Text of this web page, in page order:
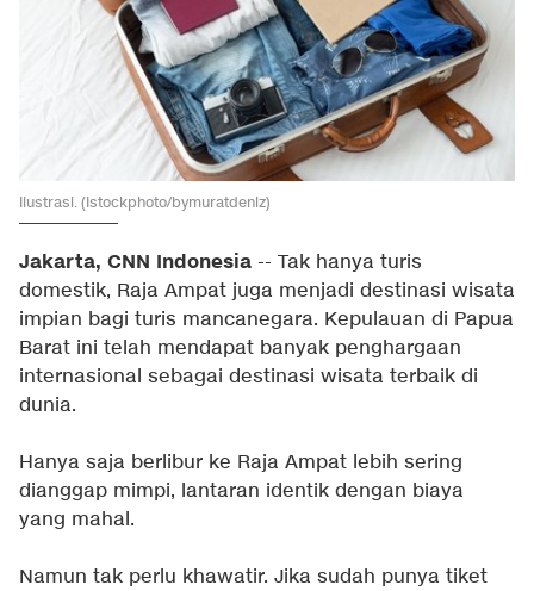
Ilustrasi. (Istockphoto/bymuratdeniz)
Jakarta, CNN Indonesia -- Tak hanya turis
domestik, Raja Ampat juga menjadi destinasi wisata
impian bagi turis mancanegara. Kepulauan di Papua
Barat ini telah mendapat banyak penghargaan
internasional sebagai destinasi wisata terbaik di
dunia.
Hanya saja berlibur ke Raja Ampat lebih sering
dianggap mimpi, lantaran identik dengan biaya
yang mahal.
Namun tak perlu khawatir. Jika sudah punya tiket